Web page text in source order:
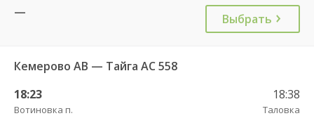
— Выбрать
Кемерово АВ — Тайга АС 558
18:23
Вотиновка п.
18:38
Таловка